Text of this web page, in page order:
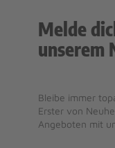
Melde
unserem
Bleibe immer
Erster von
Angeboten mit